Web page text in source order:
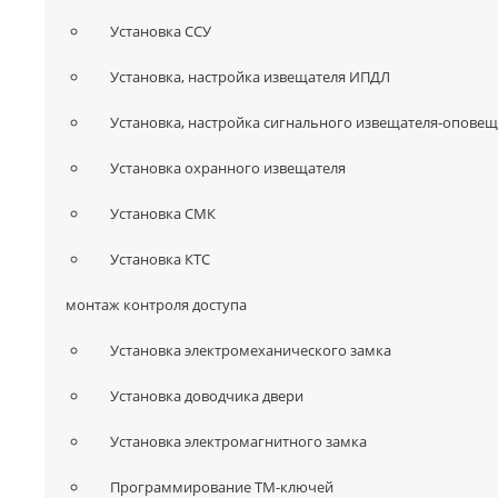
Установка ССУ
Установка, настройка извещателя ИПДЛ
Установка, настройка сигнального извещателя-
Установка охранного извещателя
Установка СМК
Установка КТС
монтаж контроля доступа
Установка электромеханического замка
Установка доводчика двери
Установка электромагнитного замка
Программирование ТМ-ключей